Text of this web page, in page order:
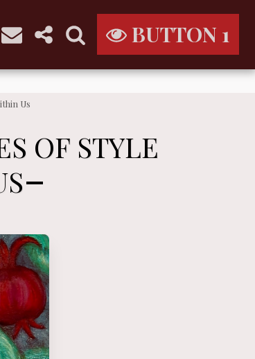
BUTTON 1
Us
OF STYLE